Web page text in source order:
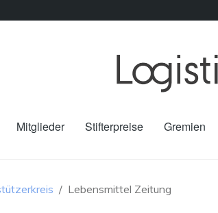
Mitglieder Stifterpreise Gremien
Lebensmittel Zeitung